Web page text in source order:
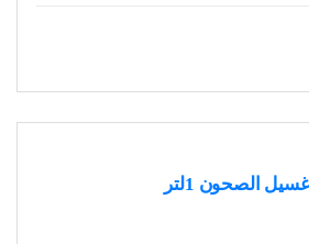
الصحون 1لتر